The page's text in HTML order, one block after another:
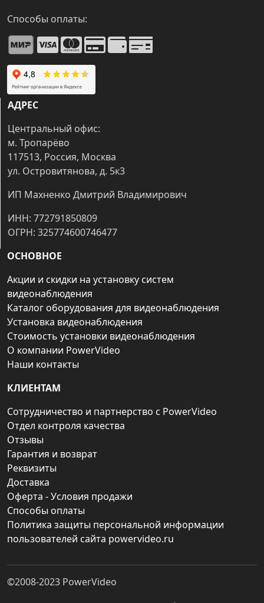
Способы оплаты:
АДРЕС
Центральный офис:
м. Тропарёво
117513, Россия, Москва
ул. Островитянова, д. 5к3
ИП Махненко Дмитрий Владимирович
ИНН: 772791850809
ОГРН: 325774600746477
ОСНОВНОЕ
Акции и скидки на установку систем
видеонаблюдения
Каталог оборудования для видеонаблюдения
Установка видеонаблюдения
Стоимость установки видеонаблюдения
О компании PowerVideo
Наши контакты
КЛИЕНТАМ
Сотрудничество и партнерство с PowerVideo
Отдел контроля качества
Отзывы
Гарантия и возврат
Реквизиты
Доставка
Оферта - Условия продажи
Способы оплаты
Политика защиты персональной информации
пользователей сайта powervideo.ru
©2008-2023 PowerVideo